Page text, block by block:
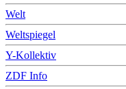
Welt
Weltspiegel
Y-Kollektiv
ZDF Info